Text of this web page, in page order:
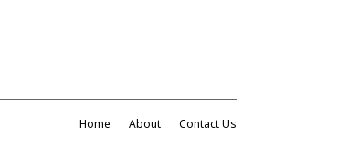
Home About Contact Us